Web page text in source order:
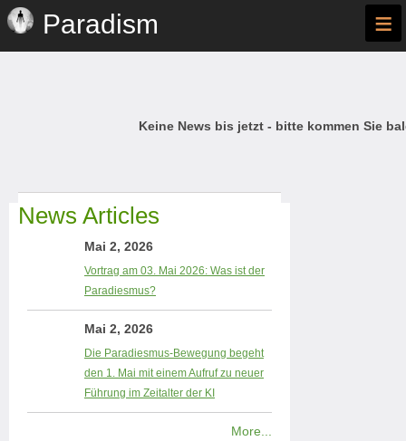
Paradism ≡
Keine News bis jetzt - bitte kommen Sie
News Articles
Mai 2, 2026
Vortrag am 03. Mai 2026: Was ist der
Paradiesmus?
Mai 2, 2026
Die Paradiesmus-Bewegung begeht
den 1. Mai mit einem Aufruf zu neuer
Führung im Zeitalter der KI
More...